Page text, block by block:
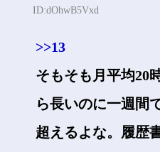
ID:dOhwB5Vxd
>>13
そもそも月平均20
ら長いのに一週間
超えるよな。履歴